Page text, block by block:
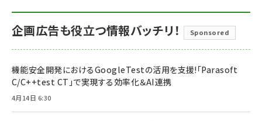
企画広告も役立つ情報バッチリ！ Sponsored
機能安全開発におけるGoogleTestの活用を支援!「Parasoft
C/C++test CT」で実現する効率化＆AI連携
4月14日 6:30